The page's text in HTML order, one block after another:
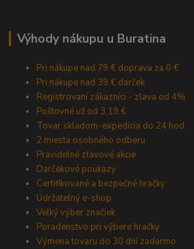
Výhody nákupu u Buratina
Pri nákupe nad 79 € doprava za 0 €
Pri nákupe nad 39 € darček
Registrovaní zákazníci - zľava od 4%
Poštovné už od 3,19 €
Tovar skladom-expedícia do 24 hod.
2 miesta osobného odberu
Pravidelné zľavové akcie
Darčekové poukazy
Certifikované a bezpečné hračky
Udržateľný e-shop
Veľký výber značiek
Poradenstvo pri výbere hračky
Výmena tovaru do 30 dní zadarmo